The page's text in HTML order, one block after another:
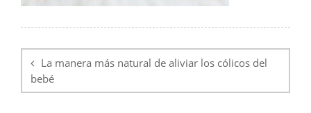
de
entradas
La manera más natural de aliviar los cólicos del
bebé